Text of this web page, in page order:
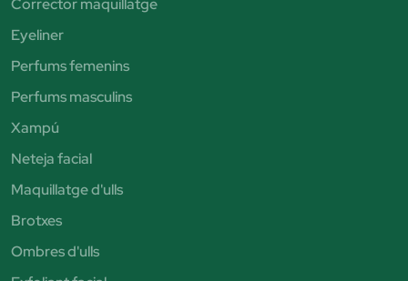
Corrector maquillatge
Eyeliner
Perfums femenins
Perfums masculins
Xampú
Neteja facial
Maquillatge d'ulls
Brotxes
Ombres d'ulls